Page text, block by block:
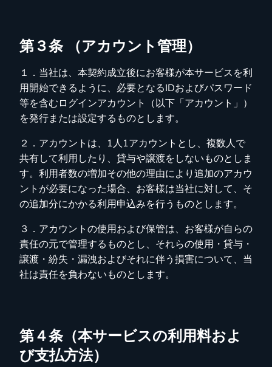
第３条 （アカウント管理）
１．当社は、本契約成立後にお客様が本サービスを利
用開始できるように、必要となるIDおよびパスワード
等を含むログインアカウント（以下「アカウント」）
を発行または設定するものとします。
２．アカウントは、1人1アカウントとし、複数人で
共有して利用したり、貸与や譲渡をしないものとしま
す。利用者数の増加その他の理由により追加のアカウ
ントが必要になった場合、お客様は当社に対して、そ
の追加分にかかる利用申込みを行うものとします。
３．アカウントの使用および保管は、お客様が自らの
責任の元で管理するものとし、それらの使用・貸与・
譲渡・紛失・漏洩およびそれに伴う損害について、当
社は責任を負わないものとします。
第４条（本サービスの利用料およ
び支払方法）